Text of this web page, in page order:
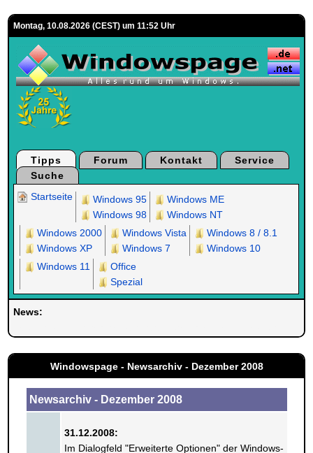
Montag, 10.08.2026 (CEST) um 11:52 Uhr
Tipps Forum Kontakt
Service
Suche
Startseite
Windows 95
Windows 98
Windows ME
Windows NT
Windows 2000
Windows XP
Windows Vista
Windows 7
Windows 8 / 8.1
Windows 10
Windows 11
Office
Spezial
News:
Windowspage - Newsarchiv - Dezember 2008
Newsarchiv - Dezember 2008
31.12.2008:
Im Dialogfeld "Erweiterte Optionen" der Windows-